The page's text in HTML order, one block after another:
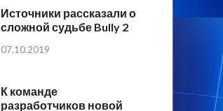
Источники рассказали о
сложной судьбе Bully 2
07.10.2019
К команде
разработчиков новой